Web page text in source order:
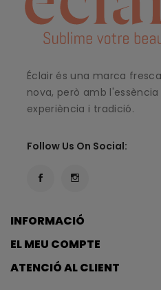
Éclair és una marca
nova, però amb
experiència i tradició.
Follow Us On Social:
INFORMACIÓ
EL MEU COMPTE
ATENCIÓ AL CLIENT